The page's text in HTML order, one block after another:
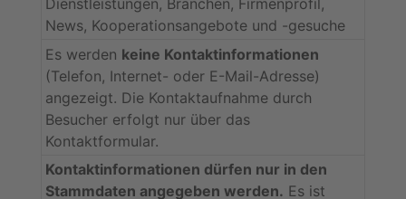
Dienstleistungen, Branchen, Firmenprofil,
News, Kooperationsangebote und -gesuche
Es werden keine Kontaktinformationen
(Telefon, Internet- oder E-Mail-Adresse)
angezeigt. Die Kontaktaufnahme durch
Besucher erfolgt nur über das
Kontaktformular.
Kontaktinformationen dürfen nur in den
Stammdaten angegeben werden. Es ist